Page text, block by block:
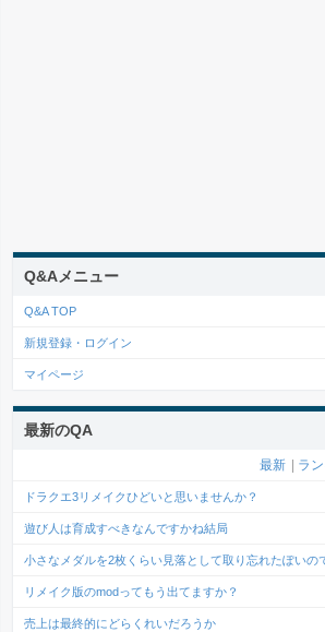
Q&Aメニュー
Q&A TOP
新規登録・ログイン
マイページ
最新のQA
最新 ラ
ドラクエ3リメイクひどいと思いませんか？
遊び人は育成すべきなんですかね結局
小さなメダルを2枚くらい見落として取り忘れたぽいの
リメイク版のmodってもう出てますか？
売上は最終的にどらくれいだろうか